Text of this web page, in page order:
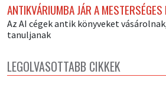
ANTIKVÁRIUMBA JÁR A
Az AI cégek antik könyveket
tanuljanak
LEGOLVASOTTABB CIKKEK